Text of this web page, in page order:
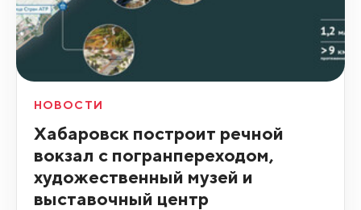
НОВОСТИ
Хабаровск построит речной
вокзал с погранпереходом,
художественный музей и
выставочный центр